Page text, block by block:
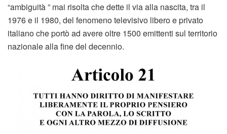
“ambiguità ” mai risolta che dette il via alla nascita, tra il
1976 e il 1980, del fenomeno televisivo libero e privato
italiano che portò ad avere oltre 1500 emittenti sul territorio
nazionale alla fine del decennio.